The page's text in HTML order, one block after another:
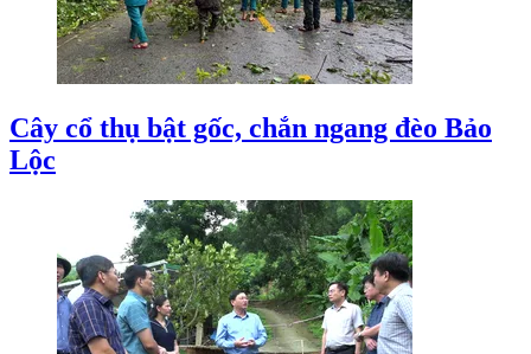
Cây cổ thụ bật gốc, chắn ngang đèo Bảo
Lộc